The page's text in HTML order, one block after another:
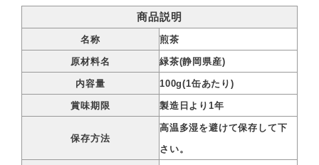
商品説明
名称 煎茶
原材料名 緑茶(静岡県産)
内容量 100g(1缶あたり)
賞味期限 製造日より1年
保存方法
高温多湿を避けて保存して下
さい。